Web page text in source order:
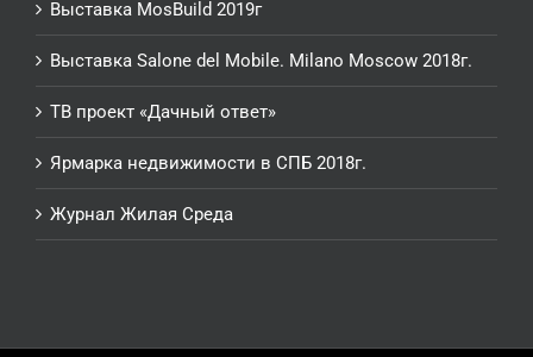
Выставка MosBuild 2019г
Выставка Salone del Mobile. Milano Moscow 2018г.
ТВ проект «Дачный ответ»
Ярмарка недвижимости в СПБ 2018г.
Журнал Жилая Среда